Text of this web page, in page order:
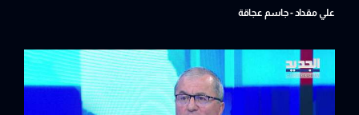
علي مقداد - جاسم عجاقة